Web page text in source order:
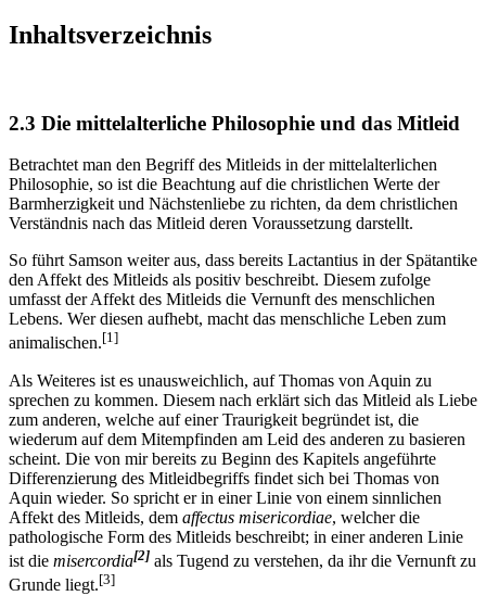
Inhaltsverzeichnis
2.3 Die mittelalterliche Philosophie und das Mitleid
Betrachtet man den Begriff des Mitleids in der mittelalterlichen
Philosophie, so ist die Beachtung auf die christlichen Werte der
Barmherzigkeit und Nächstenliebe zu richten, da dem christlichen
Verständnis nach das Mitleid deren Voraussetzung darstellt.
So führt Samson weiter aus, dass bereits Lactantius in der Spätantike
den Affekt des Mitleids als positiv beschreibt. Diesem zufolge
umfasst der Affekt des Mitleids die Vernunft des menschlichen
Lebens. Wer diesen aufhebt, macht das menschliche Leben zum
animalischen.[1]
Als Weiteres ist es unausweichlich, auf Thomas von Aquin zu
sprechen zu kommen. Diesem nach erklärt sich das Mitleid als Liebe
zum anderen, welche auf einer Traurigkeit begründet ist, die
wiederum auf dem Mitempfinden am Leid des anderen zu basieren
scheint. Die von mir bereits zu Beginn des Kapitels angeführte
Differenzierung des Mitleidbegriffs findet sich bei Thomas von
Aquin wieder. So spricht er in einer Linie von einem sinnlichen
Affekt des Mitleids, dem affectus misericordiae, welcher die
pathologische Form des Mitleids beschreibt; in einer anderen Linie
ist die misercordia[2] als Tugend zu verstehen, da ihr die Vernunft zu
Grunde liegt.[3]